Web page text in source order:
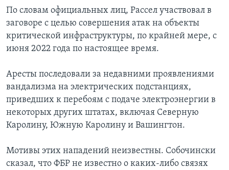
По словам официальных лиц, Рассел участвовал в
заговоре с целью совершения атак на объекты
критической инфраструктуры, по крайней мере, с
июня 2022 года по настоящее время.
Аресты последовали за недавними проявлениями
вандализма на электрических подстанциях,
приведших к перебоям с подаче электроэнергии в
некоторых других штатах, включая Северную
Каролину, Южную Каролину и Вашингтон.
Мотивы этих нападений неизвестны. Собочински
сказал, что ФБР не известно о каких-либо связях